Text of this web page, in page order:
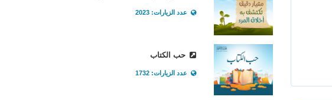
عدد الزيارات: 2023
حب الكتاب
عدد الزيارات: 1732